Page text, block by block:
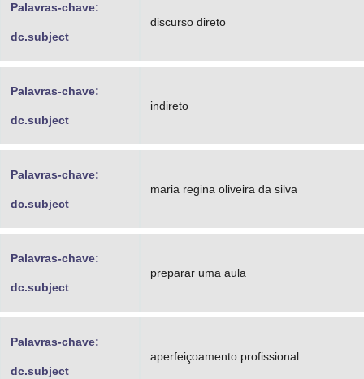
Palavras-chave:
dc.subject
discurso direto
Palavras-chave:
dc.subject
indireto
Palavras-chave:
dc.subject
maria regina oliveira da silva
Palavras-chave:
dc.subject
preparar uma aula
Palavras-chave:
dc.subject
aperfeiçoamento profissional